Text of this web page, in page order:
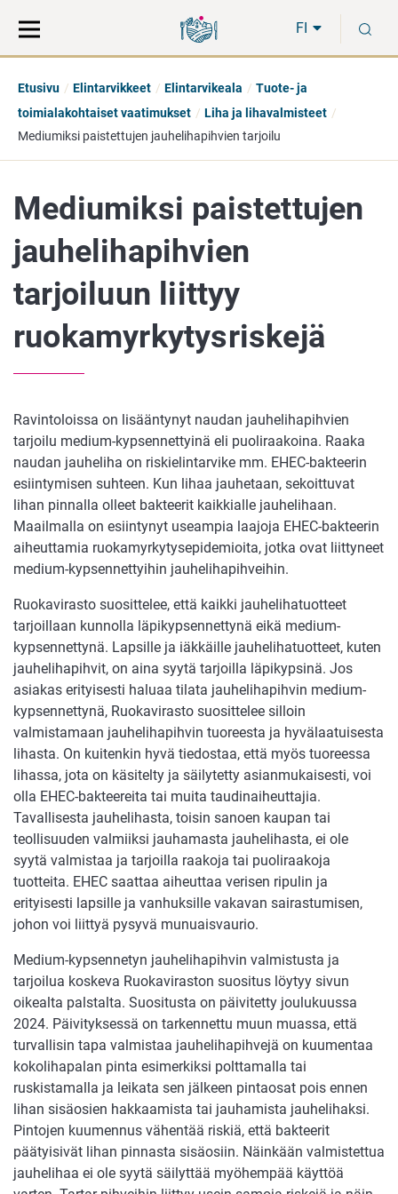
suoraan
sisältöön
koko
sivuston
FI
Etusivu Elintarvikkeet Elintarvikeala
Tuote- ja
toimialakohtaiset vaatimukset
Liha ja lihavalmisteet
Mediumiksi paistettujen jauhelihapihvien tarjoilu
Mediumiksi paistettujen
jauhelihapihvien
tarjoiluun liittyy
ruokamyrkytysriskejä
Ravintoloissa on lisääntynyt naudan jauhelihapihvien
tarjoilu medium-kypsennettyinä eli puoliraakoina. Raaka
naudan jauheliha on riskielintarvike mm. EHEC-bakteerin
esiintymisen suhteen. Kun lihaa jauhetaan, sekoittuvat
lihan pinnalla olleet bakteerit kaikkialle jauhelihaan.
Maailmalla on esiintynyt useampia laajoja EHEC-bakteerin
aiheuttamia ruokamyrkytysepidemioita, jotka ovat liittyneet
medium-kypsennettyihin jauhelihapihveihin.
Ruokavirasto suosittelee, että kaikki jauhelihatuotteet
tarjoillaan kunnolla läpikypsennettynä eikä medium-
kypsennettynä. Lapsille ja iäkkäille jauhelihatuotteet, kuten
jauhelihapihvit, on aina syytä tarjoilla läpikypsinä. Jos
asiakas erityisesti haluaa tilata jauhelihapihvin medium-
kypsennettynä, Ruokavirasto suosittelee silloin
valmistamaan jauhelihapihvin tuoreesta ja hyvälaatuisesta
lihasta. On kuitenkin hyvä tiedostaa, että myös tuoreessa
lihassa, jota on käsitelty ja säilytetty asianmukaisesti, voi
olla EHEC-bakteereita tai muita taudinaiheuttajia.
Tavallisesta jauhelihasta, toisin sanoen kaupan tai
teollisuuden valmiiksi jauhamasta jauhelihasta, ei ole
syytä valmistaa ja tarjoilla raakoja tai puoliraakoja
tuotteita. EHEC saattaa aiheuttaa verisen ripulin ja
erityisesti lapsille ja vanhuksille vakavan sairastumisen,
johon voi liittyä pysyvä munuaisvaurio.
Medium-kypsennetyn jauhelihapihvin valmistusta ja
tarjoilua koskeva Ruokaviraston suositus löytyy sivun
oikealta palstalta. Suositusta on päivitetty joulukuussa
2024. Päivityksessä on tarkennettu muun muassa, että
turvallisin tapa valmistaa jauhelihapihvejä on kuumentaa
kokolihapalan pinta esimerkiksi polttamalla tai
ruskistamalla ja leikata sen jälkeen pintaosat pois ennen
lihan sisäosien hakkaamista tai jauhamista jauhelihaksi.
Pintojen kuumennus vähentää riskiä, että bakteerit
päätyisivät lihan pinnasta sisäosiin. Näinkään valmistettua
jauhelihaa ei ole syytä säilyttää myöhempää käyttöä